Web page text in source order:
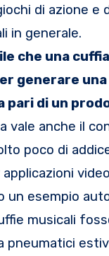
di azione e
in generale.
che una
generare
pari di un
vale anche il
poco di
un esempio
musicali
pneumatici